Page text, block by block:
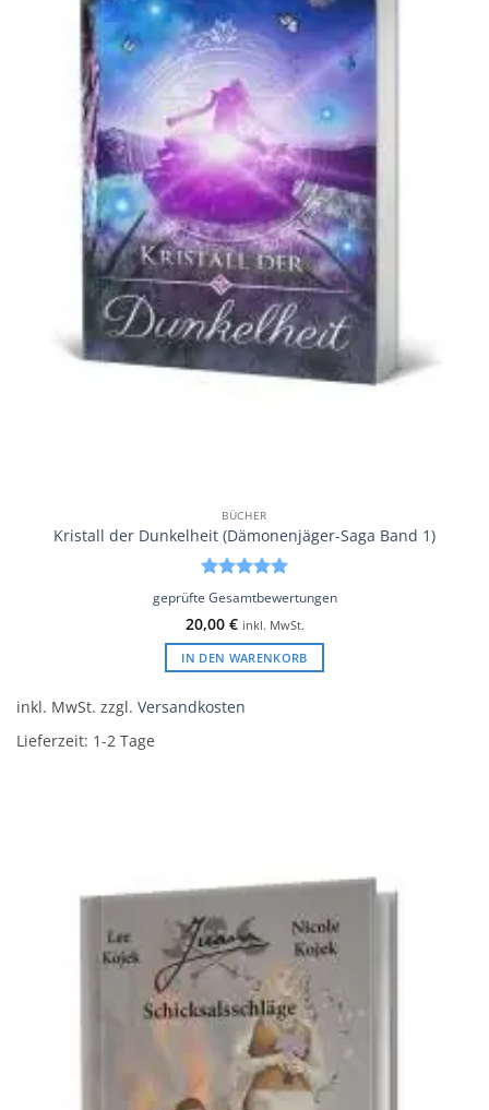
BÜCHER
Kristall der Dunkelheit (Dämonenjäger-Saga Band 1)
Bewertet
5
geprüfte Gesamtbewertungen
20,00 € inkl. MwSt.
IN DEN WARENKORB
inkl. MwSt. zzgl. Versandkosten
Lieferzeit: 1-2 Tage